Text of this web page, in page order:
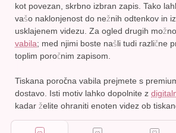
kot povezan, skrbno izbran zapis. Tako
vašo naklonjenost do nežnih odtenkov in
usklajenem videzu. Za ogled drugih
vabila; med njimi boste našli tudi različne
toplim poročnim zapisom.
Tiskana poročna vabila prejmete s
dostavo. Isti motiv lahko dopolnite z
kadar želite ohraniti enoten videz ob